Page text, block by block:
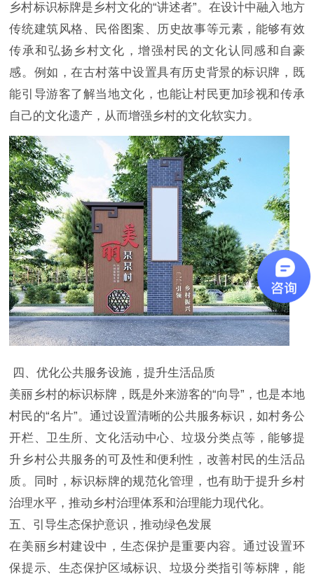
乡村标识标牌是乡村文化的“讲述者”。在设计中融入地方
传统建筑风格、民俗图案、历史故事等元素，能够有效
传承和弘扬乡村文化，增强村民的文化认同感和自豪
感。例如，在古村落中设置具有历史背景的标识牌，既
能引导游客了解当地文化，也能让村民更加珍视和传承
自己的文化遗产，从而增强乡村的文化软实力。
四、优化公共服务设施，提升生活品质
美丽乡村的标识标牌，既是外来游客的“向导”，也是本地
村民的“名片”。通过设置清晰的公共服务标识，如村务公
开栏、卫生所、文化活动中心、垃圾分类点等，能够提
升乡村公共服务的可及性和便利性，改善村民的生活品
质。同时，标识标牌的规范化管理，也有助于提升乡村
治理水平，推动乡村治理体系和治理能力现代化。
五、引导生态保护意识，推动绿色发展
在美丽乡村建设中，生态保护是重要内容。通过设置环
保提示、生态保护区域标识、垃圾分类指引等标牌，能